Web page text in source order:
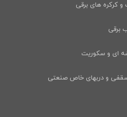
و کرکره های برقی
برقی
ای و سکوریت
و دربهای خاص صنعتی